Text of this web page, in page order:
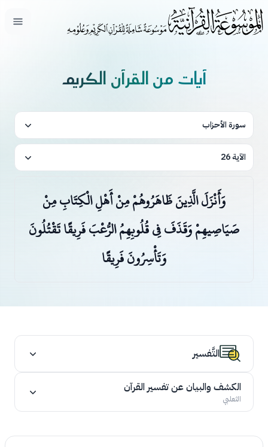
فتح
آيات من القرآن الكريم
سورة الأحزاب
الآية 26
وَأَنْزَلَ الَّذِينَ ظَاهَرُوهُمْ مِنْ أَهْلِ الْكِتَابِ مِنْ
صَيَاصِيهِمْ وَقَذَفَ فِي قُلُوبِهِمُ الرُّعْبَ فَرِيقًا تَقْتُلُونَ
وَتَأْسِرُونَ فَرِيقًا
التَّفسير
الكشف والبيان عن تفسير القرآن
الثعلبي